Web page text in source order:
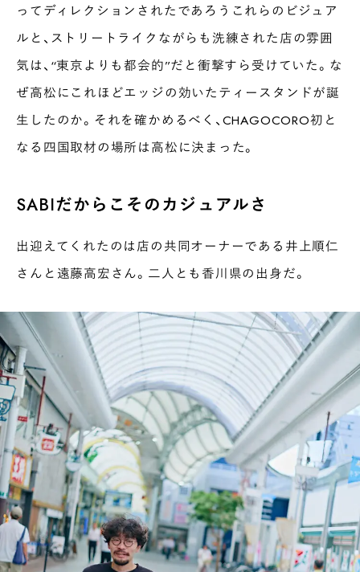
ってディレクションされたであろうこれらのビジュア
ルと、ストリートライクながらも洗練された店の雰囲
気は、“東京よりも都会的”だと衝撃すら受けていた。な
ぜ高松にこれほどエッジの効いたティースタンドが誕
生したのか。それを確かめるべく、CHAGOCORO初と
なる四国取材の場所は高松に決まった。
SABIだからこそのカジュアルさ
出迎えてくれたのは店の共同オーナーである井上順仁
さんと遠藤高宏さん。二人とも香川県の出身だ。